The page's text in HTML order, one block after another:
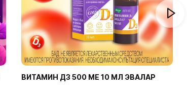
ВИТАМИН Д3 500 МЕ 10 МЛ ЭВАЛАР